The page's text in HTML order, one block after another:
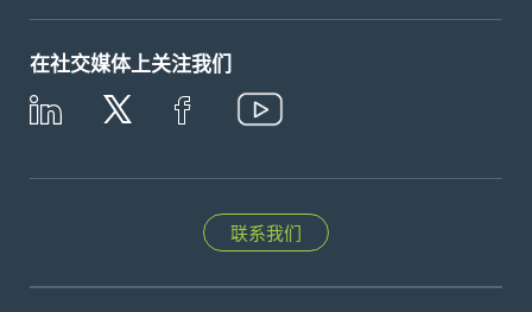
在社交媒体上关注我们
联系我们